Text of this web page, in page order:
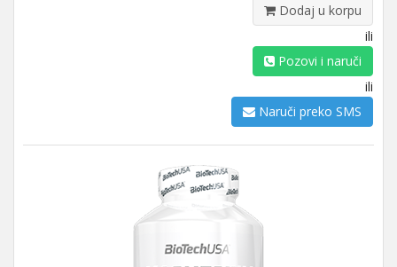
Dodaj u korpu
ili
Pozovi i naruči
ili
Naruči preko SMS